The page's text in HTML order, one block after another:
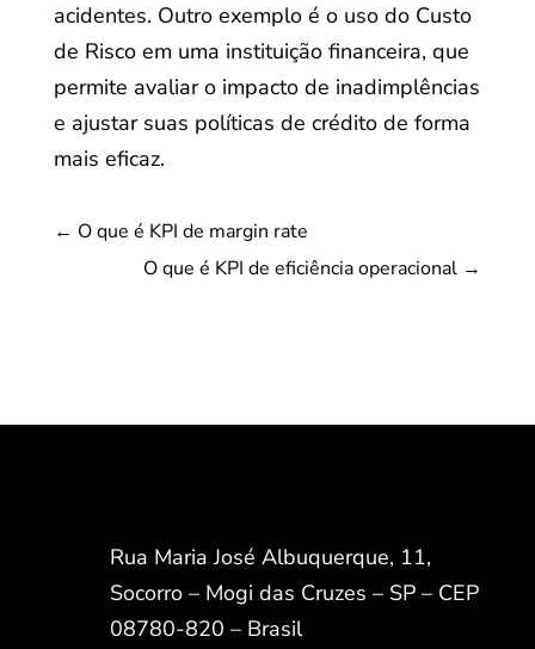
acidentes. Outro exemplo é o uso do Custo
de Risco em uma instituição financeira, que
permite avaliar o impacto de inadimplências
e ajustar suas políticas de crédito de forma
mais eficaz.
← O que é KPI de margin rate
O que é KPI de eficiência operacional →
Rua Maria José Albuquerque, 11,
Socorro – Mogi das Cruzes – SP – CEP
08780-820 – Brasil